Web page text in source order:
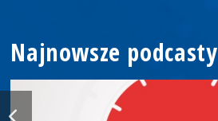
Najnowsze podcasty